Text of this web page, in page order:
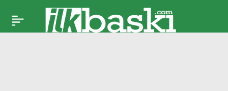
TFF açıkladı: İşte